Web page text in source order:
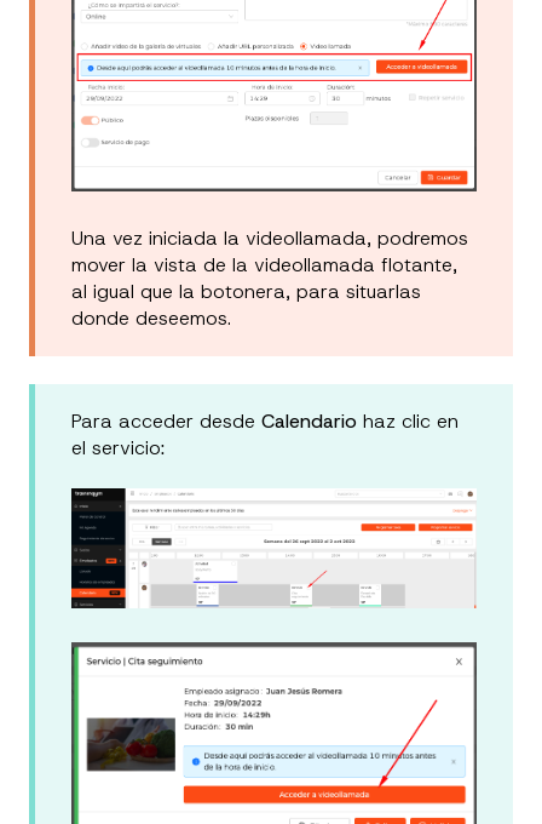
Una vez iniciada la videollamada, podremos
mover la vista de la videollamada flotante,
al igual que la botonera, para situarlas
donde deseemos.
Para acceder desde Calendario haz clic en
el servicio: